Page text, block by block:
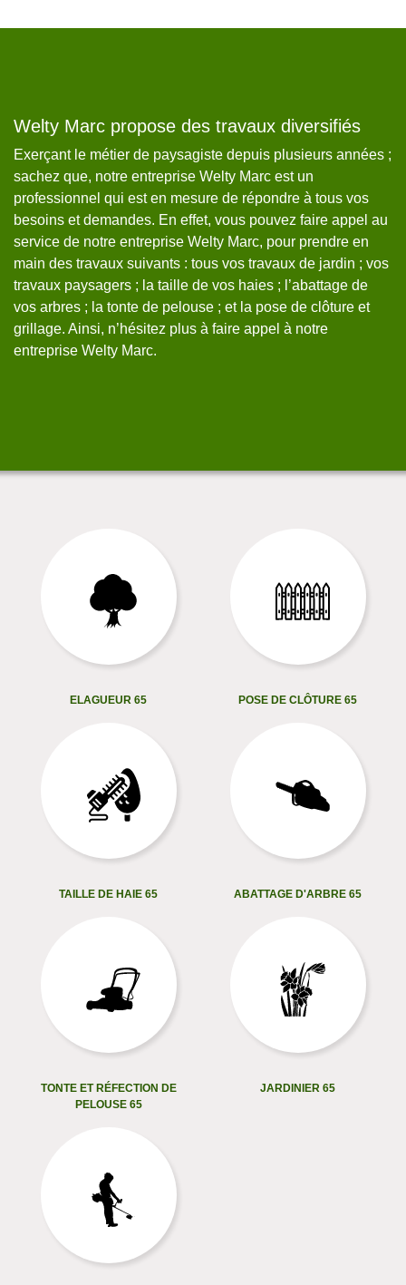
Welty Marc propose des travaux diversifiés
Exerçant le métier de paysagiste depuis plusieurs années ;
sachez que, notre entreprise Welty Marc est un
professionnel qui est en mesure de répondre à tous vos
besoins et demandes. En effet, vous pouvez faire appel au
service de notre entreprise Welty Marc, pour prendre en
main des travaux suivants : tous vos travaux de jardin ; vos
travaux paysagers ; la taille de vos haies ; l’abattage de
vos arbres ; la tonte de pelouse ; et la pose de clôture et
grillage. Ainsi, n’hésitez plus à faire appel à notre
entreprise Welty Marc.
ELAGUEUR 65 POSE DE CLÔTURE 65
TAILLE DE HAIE 65 ABATTAGE D'ARBRE 65
TONTE ET RÉFECTION DE
PELOUSE 65
JARDINIER 65